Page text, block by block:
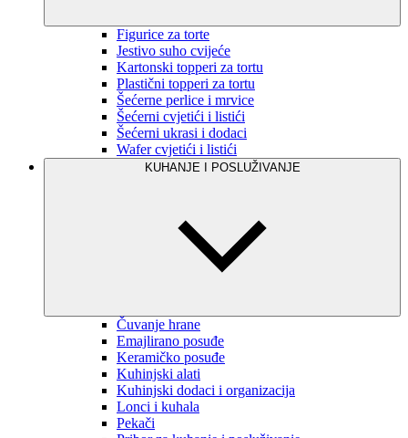
Figurice za torte
Jestivo suho cvijeće
Kartonski topperi za tortu
Plastični topperi za tortu
Šećerne perlice i mrvice
Šećerni cvjetići i listići
Šećerni ukrasi i dodaci
Wafer cvjetići i listići
KUHANJE I POSLUŽIVANJE
Čuvanje hrane
Emajlirano posuđe
Keramičko posuđe
Kuhinjski alati
Kuhinjski dodaci i organizacija
Lonci i kuhala
Pekači